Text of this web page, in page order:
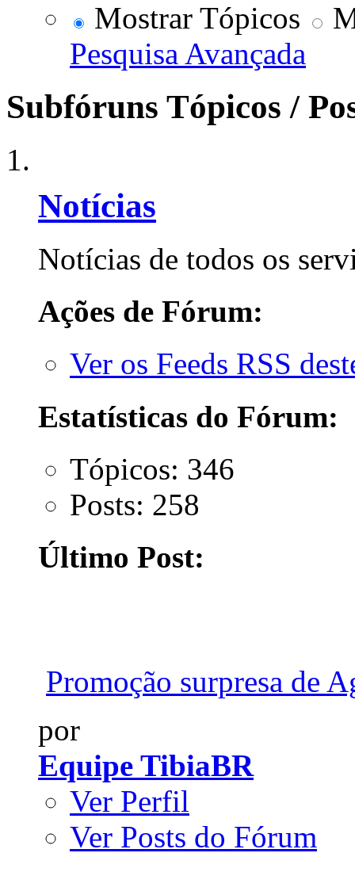
Mostrar Tópicos
Pesquisa Avançada
Subfóruns Tópicos /
Notícias
Notícias de todos os
Ações de Fórum:
Ver os Feeds RSS
Estatísticas do Fórum:
Tópicos: 346
Posts: 258
Último Post:
Promoção surpresa de
por
Equipe TibiaBR
Ver Perfil
Ver Posts do Fórum